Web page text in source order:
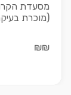
(מוכרת
₪₪